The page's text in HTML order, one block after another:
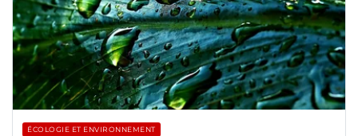
ÉCOLOGIE ET ENVIRONNEMENT